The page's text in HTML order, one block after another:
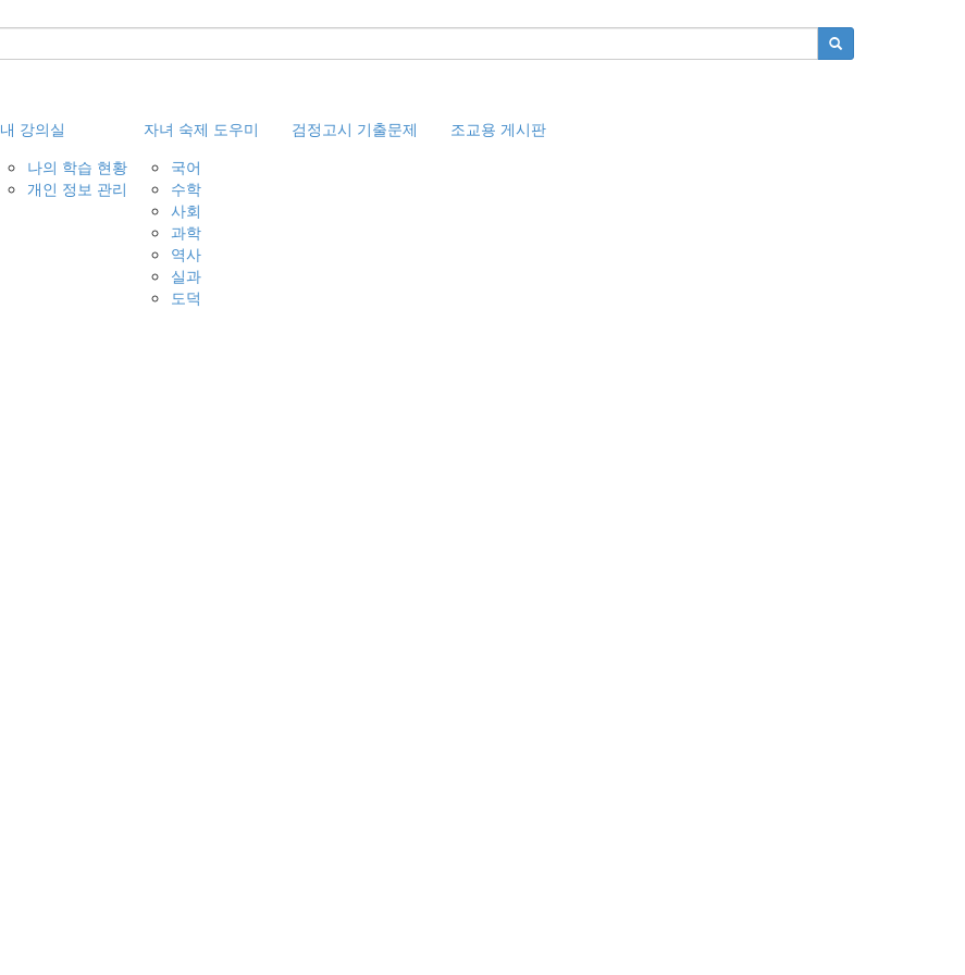
내 강의실
나의 학습 현황
개인 정보 관리
자녀 숙제 도우미
국어
수학
사회
과학
역사
실과
도덕
검정고시 기출문제 조교용 게시판